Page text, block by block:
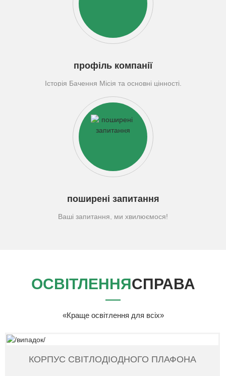
профіль компанії
Історія Бачення Місія та основні цінності.
поширені запитання
Ваші запитання, ми хвилюємося!
ОСВІТЛЕННЯСПРАВА
«Краще освітлення для всіх»
КОРПУС СВІТЛОДІОДНОГО ПЛАФОНА